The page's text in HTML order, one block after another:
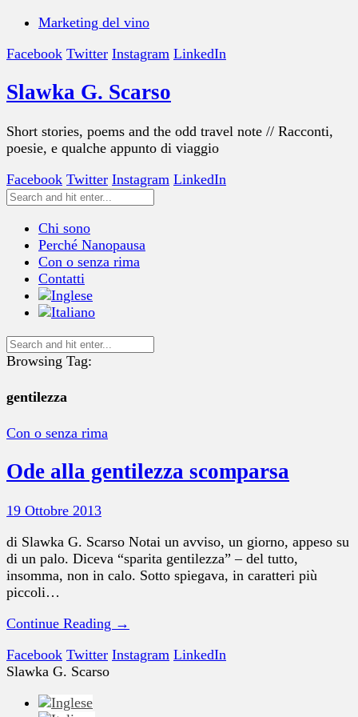
Marketing del vino
Facebook Twitter Instagram LinkedIn
Slawka G. Scarso
Short stories, poems and the odd travel note // Racconti,
poesie, e qualche appunto di viaggio
Facebook Twitter Instagram LinkedIn
Chi sono
Perché Nanopausa
Con o senza rima
Contatti
Browsing Tag:
gentilezza
Con o senza rima
Ode alla gentilezza scomparsa
19 Ottobre 2013
di Slawka G. Scarso Notai un avviso, un giorno, appeso su
di un palo. Diceva “sparita gentilezza” – del tutto,
insomma, non in calo. Sotto spiegava, in caratteri più
piccoli…
Continue Reading →
Facebook Twitter Instagram LinkedIn
Slawka G. Scarso